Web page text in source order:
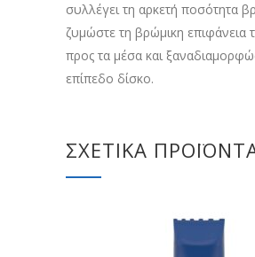
συλλέγει τη αρκετή ποσότητα
ζυμώστε τη βρώμικη επιφάνεια
προς τα μέσα και
επίπεδο δίσκο.
ΣΧΕΤΙΚΆ